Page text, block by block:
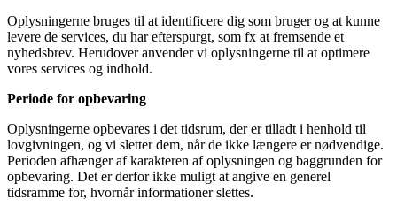
Oplysningerne bruges til at identificere dig som bruger og at kunne
levere de services, du har efterspurgt, som fx at fremsende et
nyhedsbrev. Herudover anvender vi oplysningerne til at optimere
vores services og indhold.
Periode for opbevaring
Oplysningerne opbevares i det tidsrum, der er tilladt i henhold til
lovgivningen, og vi sletter dem, når de ikke længere er nødvendige.
Perioden afhænger af karakteren af oplysningen og baggrunden for
opbevaring. Det er derfor ikke muligt at angive en generel
tidsramme for, hvornår informationer slettes.